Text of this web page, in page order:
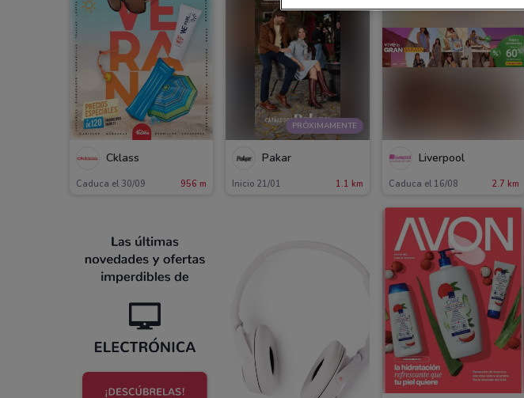
Cklass
Caduca el 30/09 956 m
PRÓXIMAMENTE
Pakar
Inicio 21/01 1.1 km
Liverpool
Caduca el 16/08 2.7 km